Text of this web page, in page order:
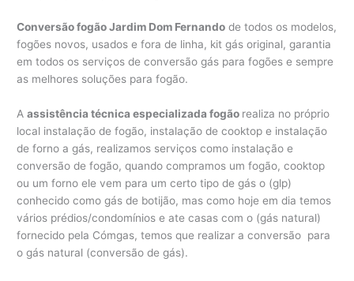
Conversão fogão Jardim Dom Fernando de todos os modelos,
fogões novos, usados e fora de linha, kit gás original, garantia
em todos os serviços de conversão gás para fogões e sempre
as melhores soluções para fogão.
Aassistência técnica especializada fogão realiza no próprio
local instalação de fogão, instalação de cooktop e instalação
de forno a gás, realizamos serviços como instalação e
conversão de fogão, quando compramos um fogão, cooktop
ou um forno ele vem para um certo tipo de gás o (glp)
conhecido como gás de botijão, mas como hoje em dia temos
vários prédios/condomínios e ate casas com o (gás natural)
fornecido pela Cómgas, temos que realizar a conversão para
o gás natural (conversão de gás).